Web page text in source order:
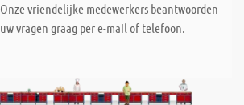
Onze vriendelijke medewerkers beantwoorden
uw vragen graag per e-mail of telefoon.